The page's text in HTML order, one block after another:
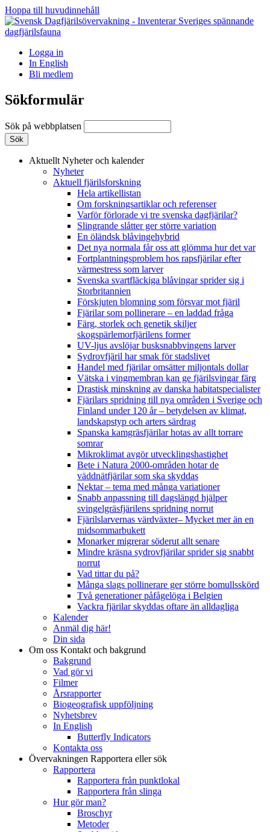
Hoppa till huvudinnehåll
Logga in
In English
Bli medlem
Sökformulär
Sök på webbplatsen
Aktuellt Nyheter och kalender
Nyheter
Aktuell fjärilsforskning
Hela artikellistan
Om forskningsartiklar och referenser
Varför förlorade vi tre svenska dagfjärilar?
Slingrande slåtter ger större variation
En öländsk blåvingehybrid
Det nya normala får oss att glömma hur det var
Fortplantningsproblem hos rapsfjärilar efter
värmestress som larver
Svenska svartfläckiga blåvingar sprider sig i
Storbritannien
Förskjuten blomning som försvar mot fjäril
Fjärilar som pollinerare – en laddad fråga
Färg, storlek och genetik skiljer
skogspärlemorfjärilens former
UV-ljus avslöjar busksnabbvingens larver
Sydrovfjäril har smak för stadslivet
Handel med fjärilar omsätter miljontals dollar
Vätska i vingmembran kan ge fjärilsvingar färg
Drastisk minskning av danska habitatspecialister
Fjärilars spridning till nya områden i Sverige och
Finland under 120 år– betydelsen av klimat,
landskapstyp och arters särdrag
Spanska kamgräsfjärilar hotas av allt torrare
somrar
Mikroklimat avgör utvecklingshastighet
Bete i Natura 2000-områden hotar de
väddnätfjärilar som ska skyddas
Nektar – tema med många variationer
Snabb anpassning till dagslängd hjälper
svingelgräsfjärilens spridning norrut
Fjärilslarvernas värdväxter– Mycket mer än en
midsommarbukett
Monarker migrerar söderut allt senare
Mindre kräsna sydrovfjärilar sprider sig snabbt
norrut
Vad tittar du på?
Många slags pollinerare ger större bomullsskörd
Två generationer påfågelöga i Belgien
Vackra fjärilar skyddas oftare än alldagliga
Kalender
Anmäl dig här!
Din sida
Om oss Kontakt och bakgrund
Bakgrund
Vad gör vi
Filmer
Årsrapporter
Biogeografisk uppföljning
Nyhetsbrev
In English
Butterfly Indicators
Kontakta oss
Övervakningen Rapportera eller sök
Rapportera
Rapportera från punktlokal
Rapportera från slinga
Hur gör man?
Broschyr
Metoder